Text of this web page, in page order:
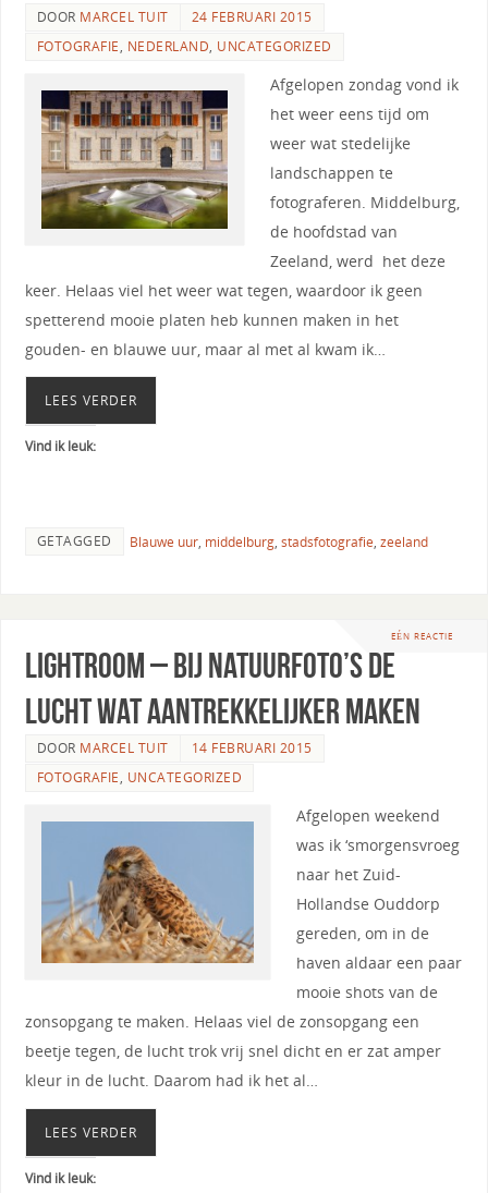
DOOR MARCEL TUIT
24 FEBRUARI 2015
FOTOGRAFIE, NEDERLAND, UNCATEGORIZED
Afgelopen zondag vond ik
het weer eens tijd om
weer wat stedelijke
landschappen te
fotograferen. Middelburg,
de hoofdstad van
Zeeland, werd het deze
keer. Helaas viel het weer wat tegen, waardoor ik geen
spetterend mooie platen heb kunnen maken in het
gouden- en blauwe uur, maar al met al kwam ik…
LEES VERDER
Vind ik leuk:
GETAGGED Blauwe uur, middelburg, stadsfotografie, zeeland
EÉN REACTIE
Lightroom – bij natuurfoto’s de
lucht wat aantrekkelijker maken
DOOR MARCEL TUIT
14 FEBRUARI 2015
FOTOGRAFIE, UNCATEGORIZED
Afgelopen weekend
was ik ‘smorgensvroeg
naar het Zuid-
Hollandse Ouddorp
gereden, om in de
haven aldaar een paar
mooie shots van de
zonsopgang te maken. Helaas viel de zonsopgang een
beetje tegen, de lucht trok vrij snel dicht en er zat amper
kleur in de lucht. Daarom had ik het al…
LEES VERDER
Vind ik leuk: